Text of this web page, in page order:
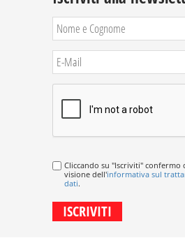
Cliccando su "Iscriviti" confermo
visione dell'informativa sul
dati.